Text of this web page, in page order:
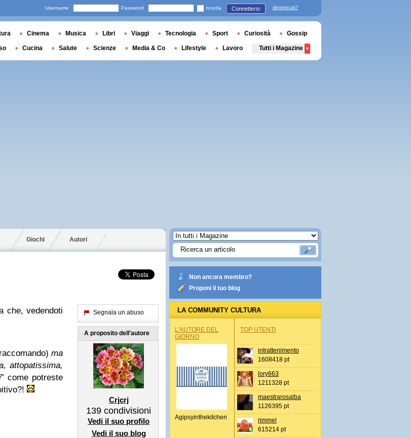
Giochi Autori
che, vedendoti
ma
attopatissima,
” come potreste
Segnala un abuso
A proposito dell'autore
Crjcrj
139 condivisioni
Vedi il suo profilo
Vedi il suo blog
Non ancora membro?
Proponi il tuo blog
LA COMMUNITY CULTURA
L'AUTORE DEL
GIORNO
Agipsyinthekitchen
TOP UTENTI
intrattenimento
1608418 pt
lory663
1211328 pt
maestrarosalba
1126395 pt
rimmel
615214 pt
Username Password ricorda Connettersi dimenticati?
Cinema Musica Libri Viaggi Tecnologia Sport Curiosità Gossip
Cucina Salute Scienze Media & Co Lifestyle Lavoro Tutti i Magazine